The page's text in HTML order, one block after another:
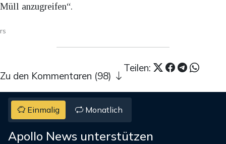
Müll anzugreifen“.
rs
Teilen:
Zu den Kommentaren (98)
Einmalig Monatlich
Apollo News unterstützen